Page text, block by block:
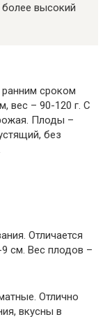
высокий
ранним сроком
вес – 90-120 г. С
Плоды –
без
Отличается
см. Вес плодов –
Отлично
вкусны в